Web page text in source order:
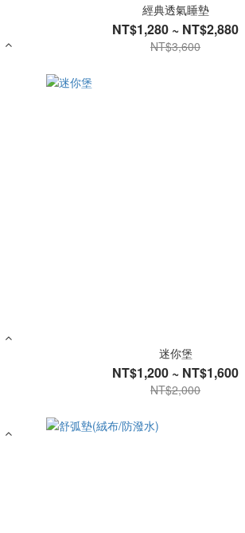
經典透氣睡墊
NT$1,280 ~ NT$2,880
NT$3,600
迷你堡
NT$1,200 ~ NT$1,600
NT$2,000